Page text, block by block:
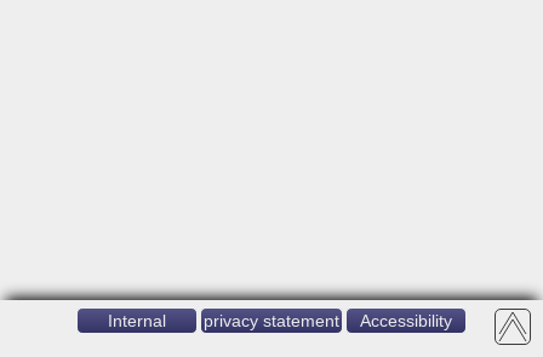
Internal privacy statement Accessibility